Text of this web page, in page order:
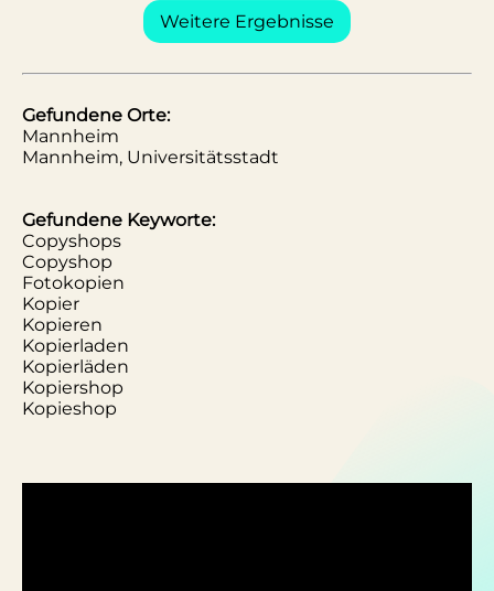
Weitere Ergebnisse
Gefundene Orte:
Mannheim
Mannheim, Universitätsstadt
Gefundene Keyworte:
Copyshops
Copyshop
Fotokopien
Kopier
Kopieren
Kopierladen
Kopierläden
Kopiershop
Kopieshop